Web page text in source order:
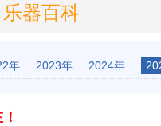
器百科
年 2023年 2024年